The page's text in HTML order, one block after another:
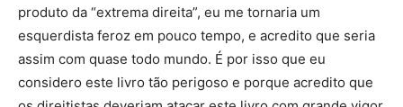
produto da “extrema direita”, eu me tornaria um
esquerdista feroz em pouco tempo, e acredito que seria
assim com quase todo mundo. É por isso que eu
considero este livro tão perigoso e porque acredito que